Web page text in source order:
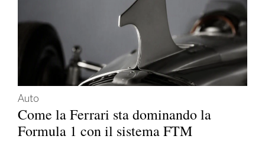
Auto
Come la Ferrari sta dominando la
Formula 1 con il sistema FTM